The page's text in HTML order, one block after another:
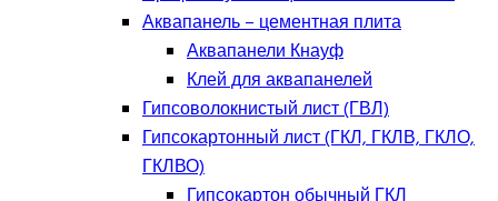
Аквапанель – цементная плита
Аквапанели Кнауф
Клей для аквапанелей
Гипсоволокнистый лист (ГВЛ)
Гипсокартонный лист (ГКЛ, ГКЛВ, ГКЛО,
ГКЛВО)